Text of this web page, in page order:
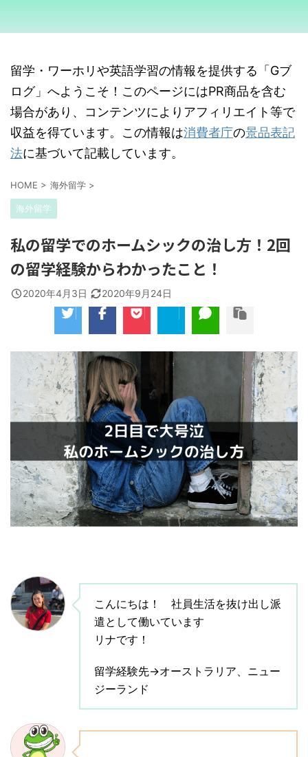
留学・ワーホリや英語学習の情報を提供する「Gブ
ログ」へようこそ！このページにはPR商品を含む
場合があり、コンテンツによりアフィリエイト等で
収益を得ています。この情報は消費者庁の景品表記
法に基づいて記載しています。
HOME > 海外留学 >
海外留学
私の留学でのホームシックの治し方！2回
の留学経験からわかったこと！
2020年4月3日 2020年9月24日
こんにちは！ 社員生活を抜け出し派
遣として働いています
リナです！
留学経験先→オーストラリア、ニュー
ジーランド